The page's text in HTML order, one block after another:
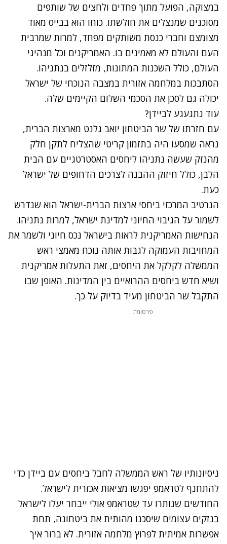
במצוקה, הפועל מתוך פחדים ולחצים של שותפים
מסוכנים שמנצלים את חולשתו. כוחו הוא בבייס מאוד
מצומצם וחברי כנסת משותקים מפחד, למרות שמרבית
העם והעולם לא מאמינים בו. האמריקנים וכל מנהיגי
העולם, כולל השכנות המתונות, מזלזלים בנתניהו.
הסתבכות במלחמה אזורית במצבה הנוכחי של ישראל
יכולה גם לסכן את הסכמי השלום הקיימים שלה.
עוד נתגעגע לביידן?
עם חזרתו של שר הביטחון יואב גלנט מארצות הברית,
נראה שמסעו היה בתזמון קריטי שהצליח לתקן חלק
מהנזק שעשה נתניהו ליחסים האסטרטגיים עם הבית
הלבן, כולל חיזוק ההבנה לצרכים הדחופים של ישראל
כעת.
הנרטיב המרכזי ביחסי ארצות הברית-ישראל הוא שנדרש
לשמור על הגיבוי החיוני למדינת ישראל, למרות נתניהו.
הנחישות האמריקנית לראות בישראל נכס חיוני ולשמר את
המחויבות העמוקה לגבות אותה נוכח מאמצי ראש
הממשלה לקלקל את היחסים, זאת התעלות אמריקנית
ושיא חדש ביחסים ההרואיים בין המדינות. האופן שבו
התקבל שר הביטחון מעיד בדיוק על כך.
פרסומת
ניסיונותיו של ראש הממשלה לחבל ביחסים עם ביידן כדי
להתחנף לטראמפ יפגשו מציאות אכזרית לישראל.
החודשים שנותרו עד שטראמפ אולי ייבחר יעלו לישראל
בנזקים עצומים שיסכנו מהותית את ביטחונה, תחת
אפשרות אמיתית לפרוץ מלחמה אזורית. לא ברור איך